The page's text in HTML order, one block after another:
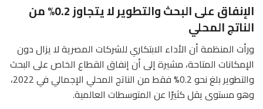
الإنفاق على البحث والتطوير لا يتجاوز 0.2% من
الناتج المحلي
ورأت المنظمة أن الأداء الابتكاري للشركات المصرية لا يزال دون
الإمكانات المتاحة، مشيرة إلى أن إنفاق القطاع الخاص على البحث
والتطوير بلغ نحو 0.2% فقط من الناتج المحلي الإجمالي في 2022،
وهو مستوى يقل كثيرًا عن المتوسطات العالمية.